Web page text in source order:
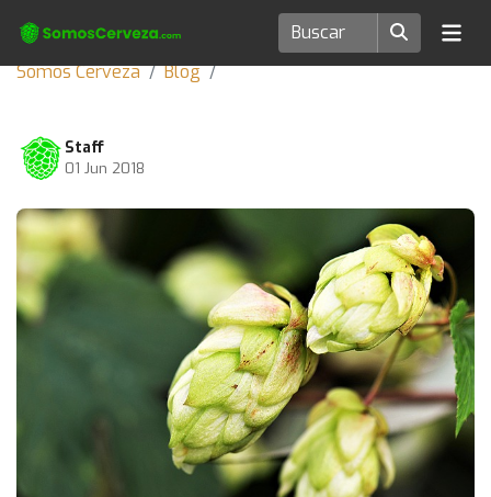
Somos Cerveza Blog
Staff
01 Jun 2018